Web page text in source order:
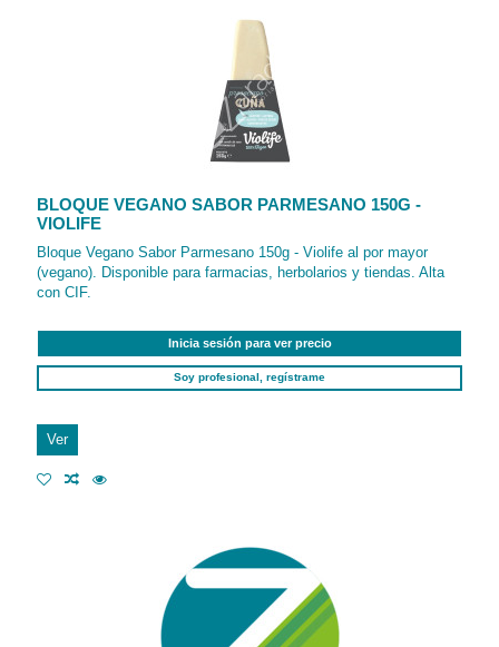
BLOQUE VEGANO SABOR PARMESANO 150G -
VIOLIFE
Bloque Vegano Sabor Parmesano 150g - Violife al por mayor
(vegano). Disponible para farmacias, herbolarios y tiendas. Alta
con CIF.
Inicia sesión para ver precio
Soy profesional, regístrame
Ver